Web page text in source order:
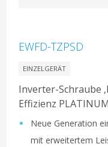
EWFD-TZPSD
EINZELGERÄT
Inverter-Schraube
Effizienz
Neue Generation
mit erweitertem